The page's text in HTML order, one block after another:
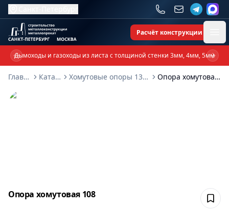
Расчёт конструкции
Дымоходы и газоходы из листа с толщиной стенки 3мм, 4мм, 5мм
Previous slide
Главная
Каталог Хомутовые опоры 131-2009 Опора хомутовая 108
Опора хомутовая 108